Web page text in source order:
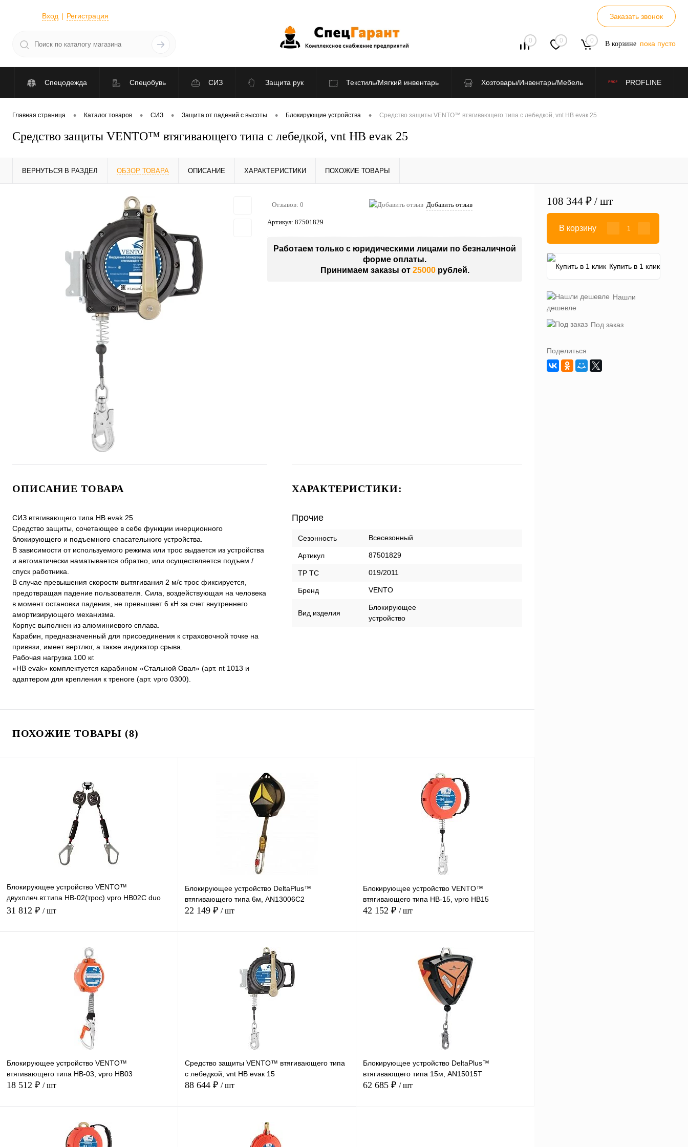
Вход Регистрация Заказать звонок
0 0 0 В корзине пока пусто
Спецодежда Спецобувь СИЗ Защита рук Текстиль/Мягкий инвентарь Хозтовары/Инвентарь/Мебель PROFLINE
По отраслям Распродажа
Главная страница • Каталог товаров • СИЗ • Защита от падений с высоты • Блокирующие устройства • Средство защиты VENTO™ втягивающего типа с лебедкой, vnt HB evaк 25
Средство защиты VENTO™ втягивающего типа с лебедкой, vnt HB evaк 25
ВЕРНУТЬСЯ В РАЗДЕЛ ОБЗОР ТОВАРА ОПИСАНИЕ ХАРАКТЕРИСТИКИ ПОХОЖИЕ ТОВАРЫ
Отзывов: 0 Добавить отзыв
Артикул: 87501829
Работаем только с юридическими лицами по безналичной
форме оплаты.
Принимаем заказы от 25000рублей.
ОПИСАНИЕ ТОВАРА
СИЗ втягивающего типа НВ evak 25
Средство защиты, сочетающее в себе функции инерционного
блокирующего и подъемного спасательного устройства.
В зависимости от используемого режима или трос выдается из устройства
и автоматически наматывается обратно, или осуществляется подъем /
спуск работника.
В случае превышения скорости вытягивания 2 м/с трос фиксируется,
предотвращая падение пользователя. Сила, воздействующая на человека
в момент остановки падения, не превышает 6 кН за счет внутреннего
амортизирующего механизма.
Корпус выполнен из алюминиевого сплава.
Карабин, предназначенный для присоединения к страховочной точке на
привязи, имеет вертлюг, а также индикатор срыва.
Рабочая нагрузка 100 кг.
«НВ evak» комплектуется карабином «Стальной Овал» (арт. nt 1013 и
адаптером для крепления к треноге (арт. vpro 0300).
ХАРАКТЕРИСТИКИ:
Прочие
Сезонность Всесезонный
Артикул 87501829
ТР ТС 019/2011
Бренд VENTO
Вид изделия
Блокирующее
устройство
ПОХОЖИЕ ТОВАРЫ (8)
Блокирующее устройство VENTO™
двухплеч.вт.типа НВ-02(трос) vpro HB02C duo
0051
31 812 ₽ / шт
Купить в
В избранное
Блокирующее устройство DeltaPlus™
втягивающего типа 6м, AN13006C2
22 149 ₽ / шт
Купить в
В избранное
Блокирующее устройство VENTO™
втягивающего типа НВ-15, vpro HB15
42 152 ₽ / шт
Купить в
В избранное
Блокирующее устройство VENTO™
втягивающего типа НВ-03, vpro HB03
18 512 ₽ / шт
В корзину
Средство защиты VENTO™ втягивающего типа
с лебедкой, vnt HB evaк 15
88 644 ₽ / шт
Блокирующее устройство DeltaPlus™
втягивающего типа 15м, AN15015T
62 685 ₽ / шт
108 344 ₽ / шт
В корзину
Купить в 1 клик
Нашли
дешевле
Под заказ
Поделиться